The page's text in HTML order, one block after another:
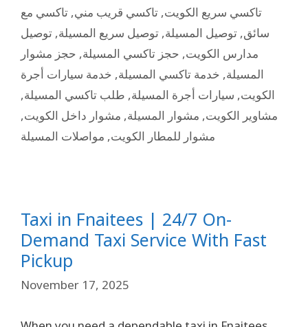
تاكسي سريع الكويت, تاكسي قريب مني, تاكسي مع
سائق, توصيل المسيلة, توصيل سريع المسيلة, توصيل
مدارس الكويت, حجز تاكسي المسيلة, حجز مشوار
المسيلة, خدمة تاكسي المسيلة, خدمة سيارات أجرة
الكويت, سيارات أجرة المسيلة, طلب تاكسي المسيلة,
مشاوير الكويت, مشوار المسيلة, مشوار داخل الكويت,
مشوار للمطار الكويت, مواصلات المسيلة
Taxi in Fnaitees | 24/7 On-
Demand Taxi Service With Fast
Pickup
November 17, 2025